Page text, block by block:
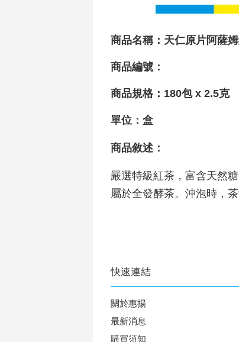
商品名稱：天仁原片阿薩
商品編號：
商品規格：180包 x 2.5克
單位：盒
商品敘述：
嚴選特級紅茶，富含天然
屬於全發酵茶。沖泡時，
快速連結
關於惠揚
最新消息
購買須知